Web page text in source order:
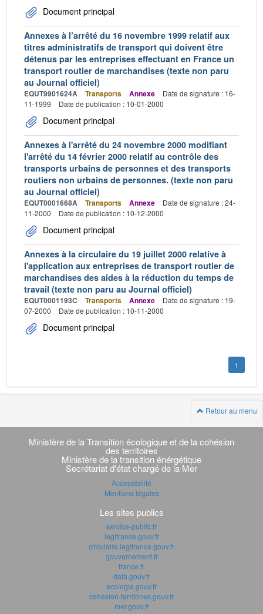
Document principal
Annexes à l’arrêté du 16 novembre 1999 relatif aux
titres administratifs de transport qui doivent être
détenus par les entreprises effectuant en France un
transport routier de marchandises (texte non paru
au Journal officiel)
EQUT9901624A Transports Annexe
Date de signature : 16-
11-1999
Date de publication : 10-01-2000
Document principal
Annexes à l'arrêté du 24 novembre 2000 modifiant
l'arrêté du 14 février 2000 relatif au contrôle des
transports urbains de personnes et des transports
routiers non urbains de personnes. (texte non paru
au Journal officiel)
EQUT0001668A Transports Annexe
Date de signature : 24-
11-2000
Date de publication : 10-12-2000
Document principal
Annexes à la circulaire du 19 juillet 2000 relative à
l'application aux entreprises de transport routier de
marchandises des aides à la réduction du temps de
travail (texte non paru au Journal officiel)
EQUT0001193C Transports Annexe
Date de signature : 19-
07-2000
Date de publication : 10-11-2000
Document principal
1
Retour au menu
Navigation
transverse
Ministère de la Transition écologique et de la cohésion
des territoires
Ministère de la transition énérgétique
Secrétariat d'état chargé de la Mer
Accessibilité
Mentions légales
Les sites publics
service-public.fr
legifrance.gouv.fr
circulaire.legifrance.gouv.fr
gouvernement.fr
france.fr
data.gouv.fr
ecologie.gouv.fr
cohesion-territoires.gouv.fr
mer.gouv.fr